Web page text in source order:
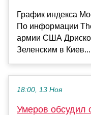
График индекса
По информации
армии США
Зеленским в Киев...
18:00, 13 Ноя
Умеров обсудил